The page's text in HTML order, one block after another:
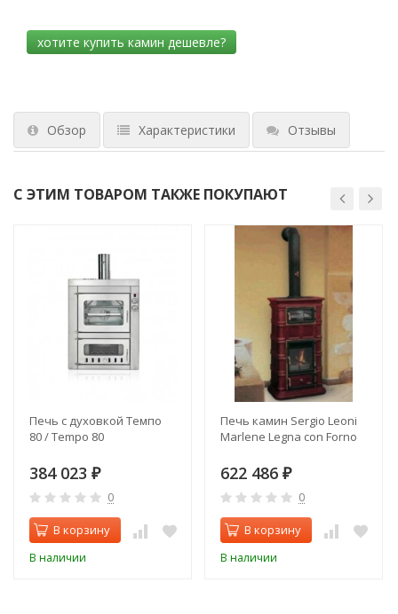
Обзор Характеристики Отзывы
С ЭТИМ ТОВАРОМ ТАКЖЕ ПОКУПАЮТ
Печь с духовкой Темпо
80 / Tempo 80
384 023 ₽
0
В корзину
В наличии
Печь камин Sergio Leoni
Marlene Legna con Forno
622 486 ₽
0
В корзину
В наличии